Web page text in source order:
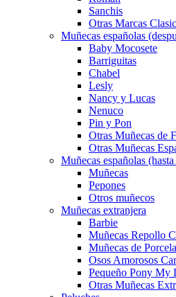
Sanchis
Otras Marcas
Muñecas españolas
Baby Mocosete
Barriguitas
Chabel
Lesly
Nancy y Lucas
Nenuco
Pin y Pon
Otras Muñecas de
Otras Muñecas
Muñecas españolas
Muñecas
Pepones
Otros muñecos
Muñecas extranjera
Barbie
Muñecas Repollo
Muñecas de
Osos Amorosos
Pequeño Pony My
Otras Muñecas